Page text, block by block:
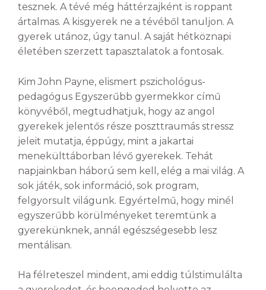
tesznek. A tévé még háttérzajként is roppant
ártalmas. A kisgyerek ne a tévéből tanuljon. A
gyerek utánoz, úgy tanul. A saját hétköznapi
életében szerzett tapasztalatok a fontosak.
Kim John Payne, elismert pszichológus-
pedagógus Egyszerűbb gyermekkor című
könyvéből, megtudhatjuk, hogy az angol
gyerekek jelentős része poszttraumás stressz
jeleit mutatja, éppúgy, mint a jakartai
menekülttáborban lévő gyerekek. Tehát
napjainkban háború sem kell, elég a mai világ. A
sok játék, sok információ, sok program,
felgyorsult világunk. Egyértelmű, hogy minél
egyszerűbb körülményeket teremtünk a
gyerekünknek, annál egészségesebb lesz
mentálisan.
Ha félreteszel mindent, ami eddig túlstimulálta